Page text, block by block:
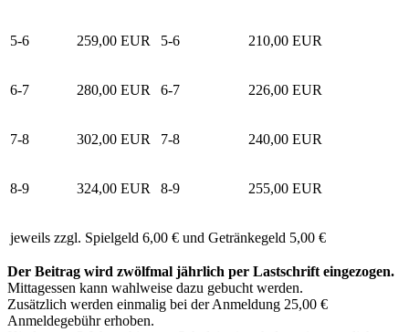
5-6 259,00 EUR 5-6 210,00 EUR
6-7 280,00 EUR 6-7 226,00 EUR
7-8 302,00 EUR 7-8 240,00 EUR
8-9 324,00 EUR 8-9 255,00 EUR
jeweils zzgl. Spielgeld 6,00 € und Getränkegeld 5,00 €
Der Beitrag wird zwölfmal jährlich per Lastschrift eingezogen.
Mittagessen kann wahlweise dazu gebucht werden.
Zusätzlich werden einmalig bei der Anmeldung 25,00 €
Anmeldegebühr erhoben.